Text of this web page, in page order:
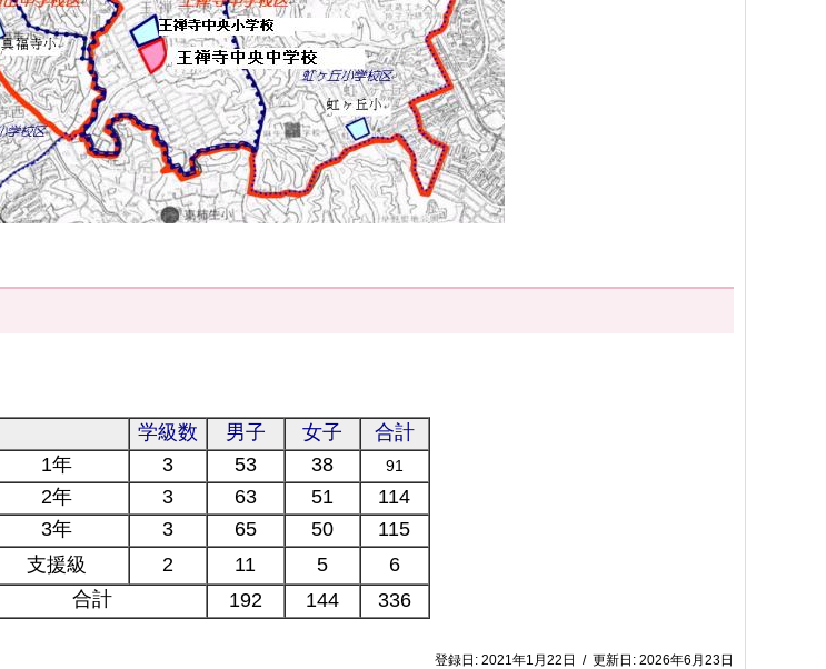
学級数 男子 女子
合計
1年
3 53 38 91
2年 3 63 51
114
3年
3 65 50
115
支援級
2 11 5
6
合計
192 144 336
登録日: 2021年1月22日 / 更新日: 2026年6月23日